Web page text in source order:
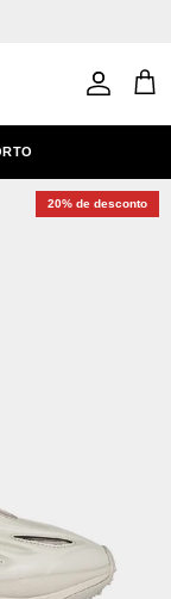
Conta
20% de desconto